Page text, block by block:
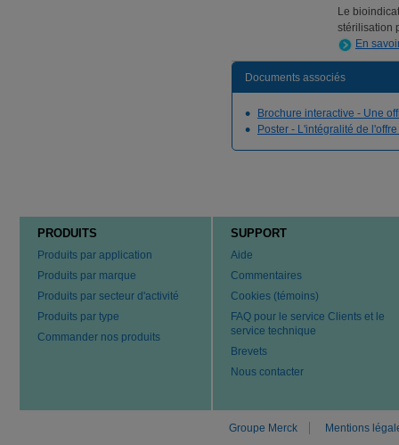
Le
stérilisation
En
Documents associés
Brochure interactive - Une
Poster - L'intégralité de
PRODUITS
Produits par application
Produits par marque
Produits par secteur d'activité
Produits par type
Commander nos produits
SUPPORT
Aide
Commentaires
Cookies (témoins)
FAQ pour le service Clients et le
service technique
Brevets
Nous contacter
Groupe Merck Mentions